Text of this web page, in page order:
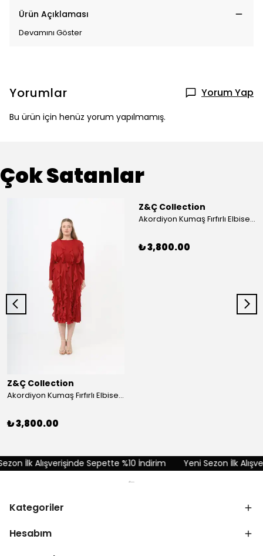
Ürün Açıklaması
Devamını Göster
Yorumlar Yorum Yap
Bu ürün için henüz yorum yapılmamış.
Çok Satanlar
Z&Ç Collection
Akordiyon Kumaş Fırfırlı Elbise - Kırmızı
₺ 3,800.00
Z&Ç Collection
Akordiyon Kumaş Fırfırlı Elbise - Mavi
₺ 3,800.00
İlk Alışverişinde Sepette %10 İndirim Yeni Sezon İlk
Kategoriler
Hesabım